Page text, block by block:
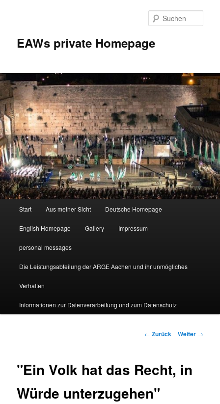
EAWs private Homepage
Start Aus meiner Sicht Deutsche Homepage
English Homepage Gallery Impressum
personal messages
Die Leistungsabteilung der ARGE Aachen und ihr unmögliches
Verhalten
Informationen zur Datenverarbeitung und zum Datenschutz
Beitragsnavigation
← Zurück Weiter →
"Ein Volk hat das Recht, in
Würde unterzugehen"